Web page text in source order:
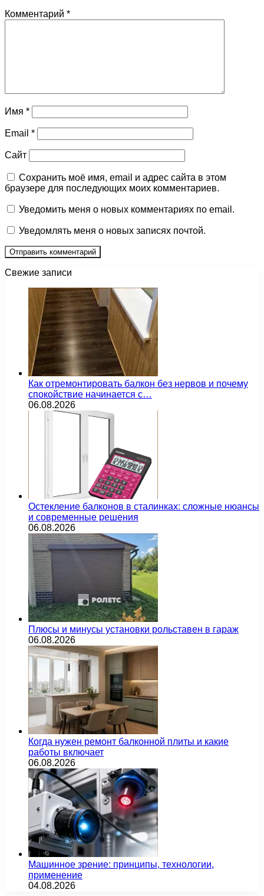
Комментарий *
Имя *
Email *
Сайт
Сохранить моё имя, email и адрес сайта в этом
браузере для последующих моих комментариев.
Уведомить меня о новых комментариях по email.
Уведомлять меня о новых записях почтой.
Свежие записи
Как отремонтировать балкон без нервов и почему
спокойствие начинается с…
06.08.2026
Остекление балконов в сталинках: сложные нюансы
и современные решения
06.08.2026
Плюсы и минусы установки рольставен в гараж
06.08.2026
Когда нужен ремонт балконной плиты и какие
работы включает
06.08.2026
Машинное зрение: принципы, технологии,
применение
04.08.2026